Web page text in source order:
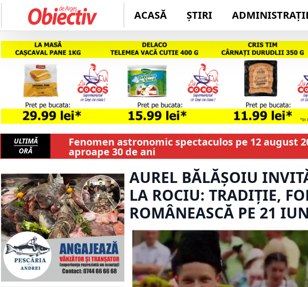
ACASĂ ȘTIRI
ULTIMĂ
ORĂ
Fenomen astronomic spectaculos pe 12 august
aproape 30 de ani
AUREL BĂLĂȘOIU
LA ROCIU: TRADIȚIE,
ROMÂNEASCĂ PE 21